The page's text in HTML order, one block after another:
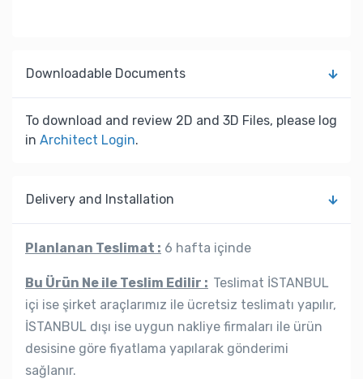
Downloadable Documents
To download and review 2D and 3D Files, please log
in Architect Login.
Delivery and Installation
Planlanan Teslimat : 6 hafta içinde
Bu Ürün Ne ile Teslim Edilir : Teslimat İSTANBUL
içi ise şirket araçlarımız ile ücretsiz teslimatı yapılır,
İSTANBUL dışı ise uygun nakliye firmaları ile ürün
desisine göre fiyatlama yapılarak gönderimi
sağlanır.